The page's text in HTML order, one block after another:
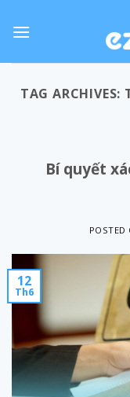
TAG ARCHIVES:
Bí quyết
POSTED
12
Th6